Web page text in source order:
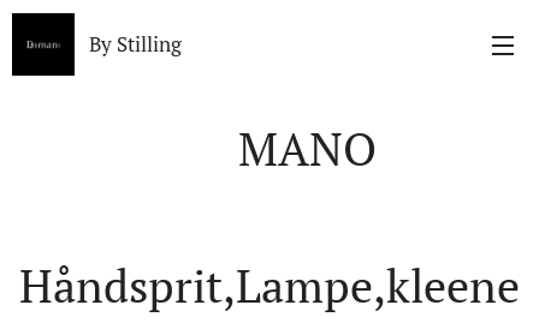
By Stilling
MANO
Håndsprit,Lampe,kleene